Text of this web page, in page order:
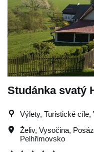
Studánka svatý
Výlety, Turistické cíle,
Želiv, Vysočina,
Pelhřimovsko